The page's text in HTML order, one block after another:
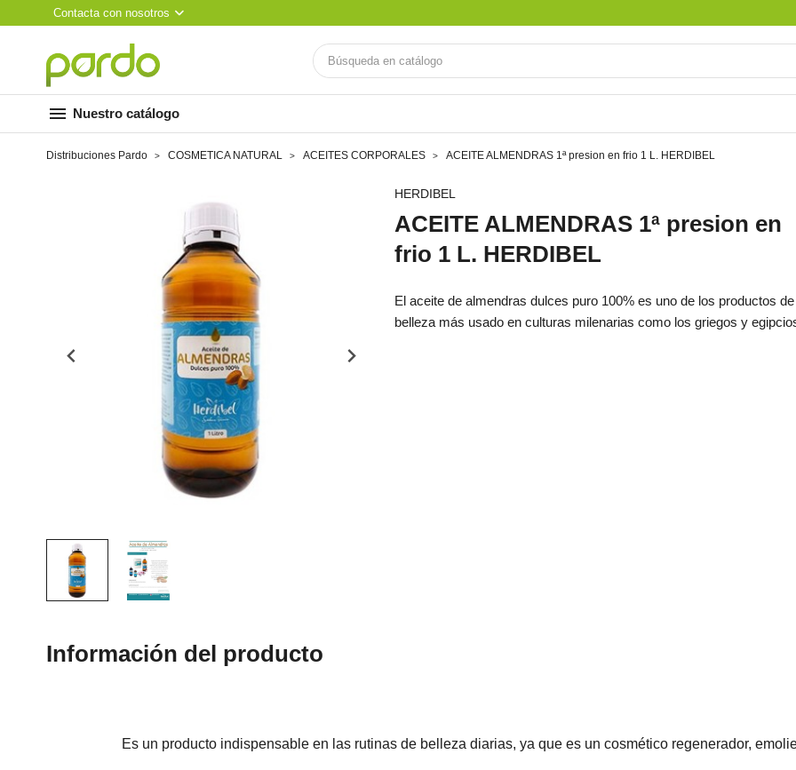
Contacta con nosotros
menu Nuestro catálogo
Distribuciones Pardo COSMETICA NATURAL ACEITES CORPORALES ACEITE ALMENDRAS 1ª presion en frio 1 L. HERDIBEL
HERDIBEL
ACEITE ALMENDRAS 1ª presion en
frio 1 L. HERDIBEL
El aceite de almendras dulces puro 100% es uno de los productos de
belleza más usado en culturas milenarias como los griegos y
Información del producto
Es un producto indispensable en las rutinas de belleza diarias, ya que es un cosmético regenerador,